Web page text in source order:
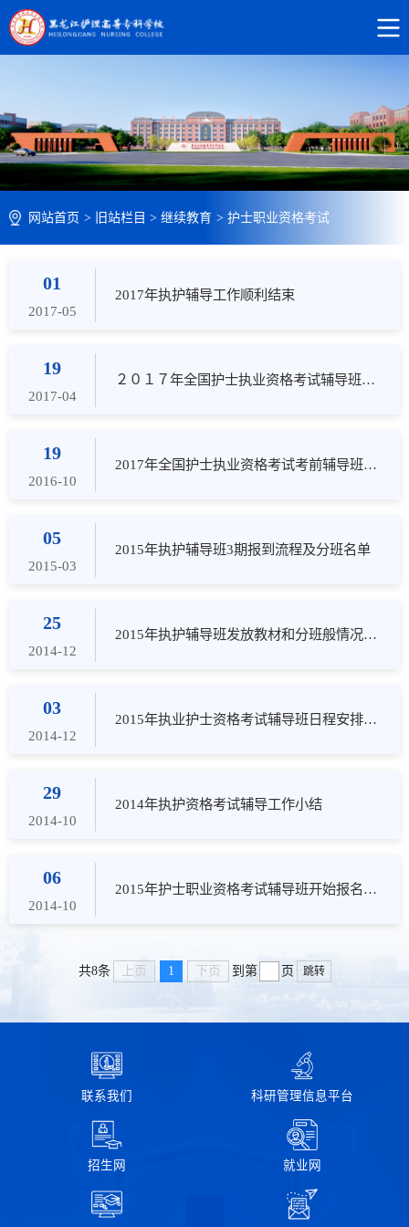
网站首页 > 旧站栏目 > 继续教育 > 护士职业资格考试
01
2017-05
2017年执护辅导工作顺利结束
19
2017-04
２０１７年全国护士执业资格考试辅导班课程表
19
2016-10
2017年全国护士执业资格考试考前辅导班开始报名
05
2015-03
2015年执护辅导班3期报到流程及分班名单
25
2014-12
2015年执护辅导班发放教材和分班般情况的通知
03
2014-12
2015年执业护士资格考试辅导班日程安排计划
29
2014-10
2014年执护资格考试辅导工作小结
06
2014-10
2015年护士职业资格考试辅导班开始报名的通知
共8条 上页 1 下页 到第 页 跳转
联系我们 科研管理信息平台
招生网 就业网